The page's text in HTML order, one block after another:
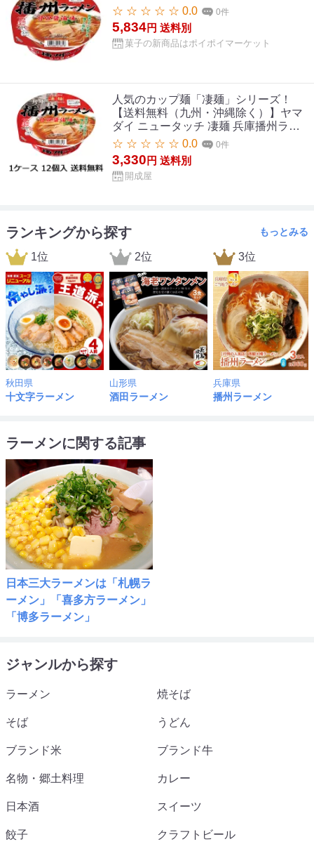
☆ ☆ ☆ ☆ ☆ 0.0
0件
5,834円 送料別
菓子の新商品はポイポイマーケット
人気のカップ麺「凄麺」シリーズ！
【送料無料（九州・沖縄除く）】ヤマ
ダイ ニュータッチ 凄麺 兵庫播州ラー
メン 12食（1ケース）
☆ ☆ ☆ ☆ ☆ 0.0 0件
3,330 円 送料別
開成屋
ランキングから探す もっとみる
1位
秋田県
十文字ラーメン
2位
山形県
酒田ラーメン
3位
兵庫県
播州ラーメン
ラーメンに関する記事
日本三大ラーメンは「札幌ラ
ーメン」「喜多方ラーメン」
「博多ラーメン」
ジャンルから探す
ラーメン 焼そば
そば うどん
ブランド米 ブランド牛
名物・郷土料理 カレー
日本酒 スイーツ
餃子 クラフトビール